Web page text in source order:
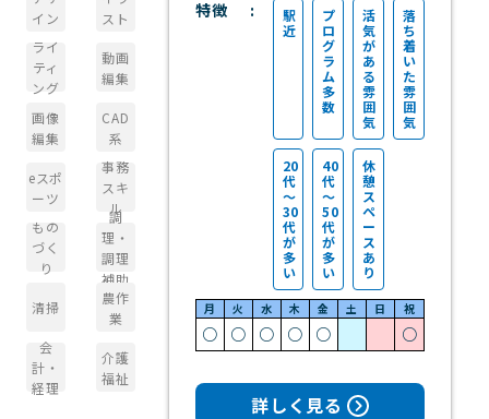
イン
スト
ライ
ティ
ング
動画
編集
画像
編集
CAD
系
eスポ
ーツ
事務
スキ
ル
もの
づく
り
調
理・
調理
補助
清掃
農作
業
会
計・
経理
介護
福祉
詳しく見る
特徴
駅
近
プ
ロ
グ
ラ
ム
多
数
活
気
が
あ
る
雰
囲
気
落
ち
着
い
た
雰
囲
気
20
代
～
30
代
が
多
い
40
代
～
50
代
が
多
い
休
憩
ス
ペ
ー
ス
あ
り
月 火 水 木 金 土 日 祝
○ ○ ○ ○ ○ ○